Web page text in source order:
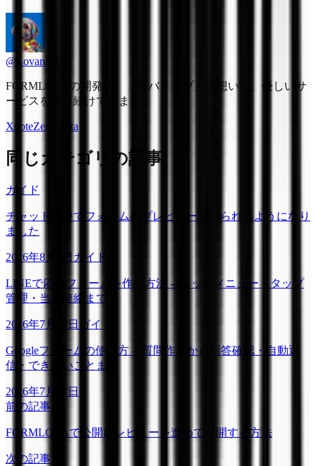
@Lovanaut
FORMLOVAの開発者。「ラバ = ラブ」の想いで、優しいサ
ービスを作り続けています。
XnoteZenn Qiita
同じカテゴリの記事
ガイド
チャットの中でフォームのプレビューが見られるようになり
ました
2026年8月1日 ガイド
LINEで応募フォームを作る方法 -- リッチメニュー・タップ
管理・当選連絡まで
2026年7月17日 ガイド
Googleフォームの使い方 -- 質問作成から回答確認・自動返
信・できないことまで
2026年7月17日
前の記事
FORMLOVAで公開前レビューを進めて公開する方法
次の記事